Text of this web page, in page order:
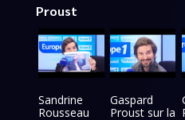
Proust
Sandrine
Rousseau
Gaspard
Proust sur la